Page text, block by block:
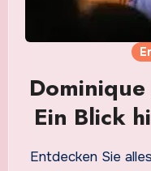
Ein Blick
des
Entdecken Sie